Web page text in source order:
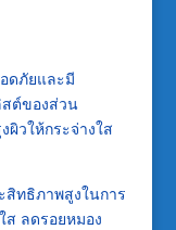
ดภัยและมี
ต์ของส่วน
วให้กระจ่างใส
ทธิภาพสูงในการ
ส ลดรอยหมอง